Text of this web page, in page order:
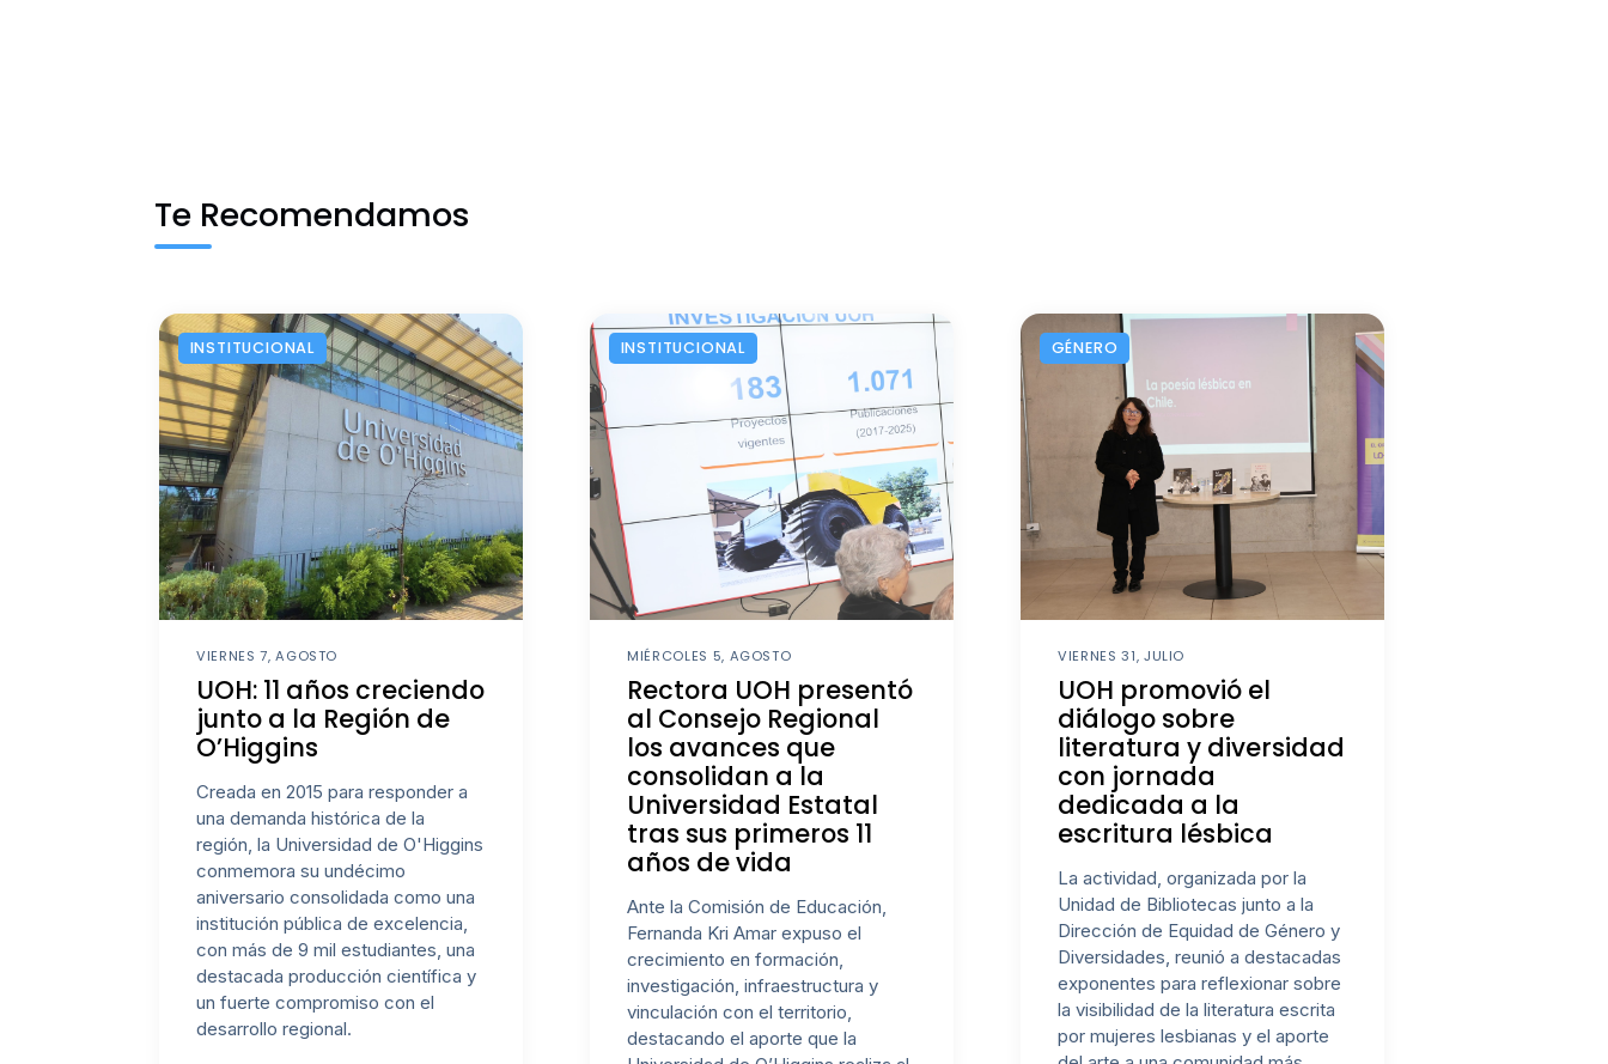
Te Recomendamos
INSTITUCIONAL
VIERNES 7, AGOSTO
UOH: 11 años creciendo
junto a la Región de
O’Higgins
Creada en 2015 para responder a
una demanda histórica de la
región, la Universidad de O'Higgins
conmemora su undécimo
aniversario consolidada como una
institución pública de excelencia,
con más de 9 mil estudiantes, una
destacada producción científica y
un fuerte compromiso con el
desarrollo regional.
INSTITUCIONAL
MIÉRCOLES 5, AGOSTO
Rectora UOH presentó
al Consejo Regional
los avances que
consolidan a la
Universidad Estatal
tras sus primeros 11
años de vida
Ante la Comisión de Educación,
Fernanda Kri Amar expuso el
crecimiento en formación,
investigación, infraestructura y
vinculación con el territorio,
destacando el aporte que la
GÉNERO
VIERNES 31, JULIO
UOH promovió el
diálogo sobre
literatura y diversidad
con jornada
dedicada a la
escritura lésbica
La actividad, organizada por la
Unidad de Bibliotecas junto a la
Dirección de Equidad de Género y
Diversidades, reunió a destacadas
exponentes para reflexionar sobre
la visibilidad de la literatura escrita
por mujeres lesbianas y el aporte